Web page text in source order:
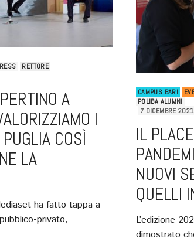
RETTORE
A
I
COSÌ
LA
ha fatto tappa a
privato,
CAMPUS BARI
POLIBA ALUMNI
7 DICEMBRE 2021
IL
NUOVI
QUELLI
L’edizione
dimostrato